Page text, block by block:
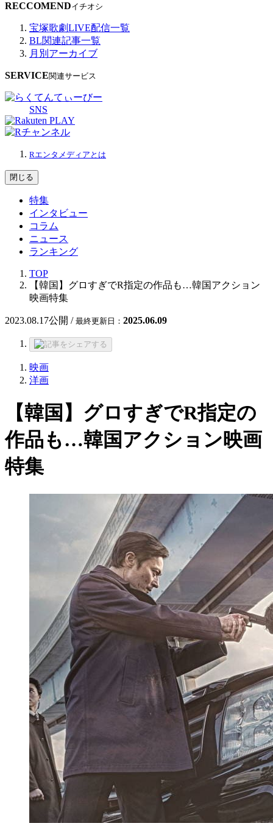
RECCOMENDイチオシ
宝塚歌劇LIVE配信一覧
BL関連記事一覧
月別アーカイブ
SERVICE関連サービス
SNS
Rエンタメディアとは
閉じる
特集
インタビュー
コラム
ニュース
ランキング
TOP
【韓国】グロすぎでR指定の作品も…韓国アクション
映画特集
2023.08.17公開 / 最終更新日： 2025.06.09
映画
洋画
【韓国】グロすぎでR指定の
作品も…韓国アクション映画
特集